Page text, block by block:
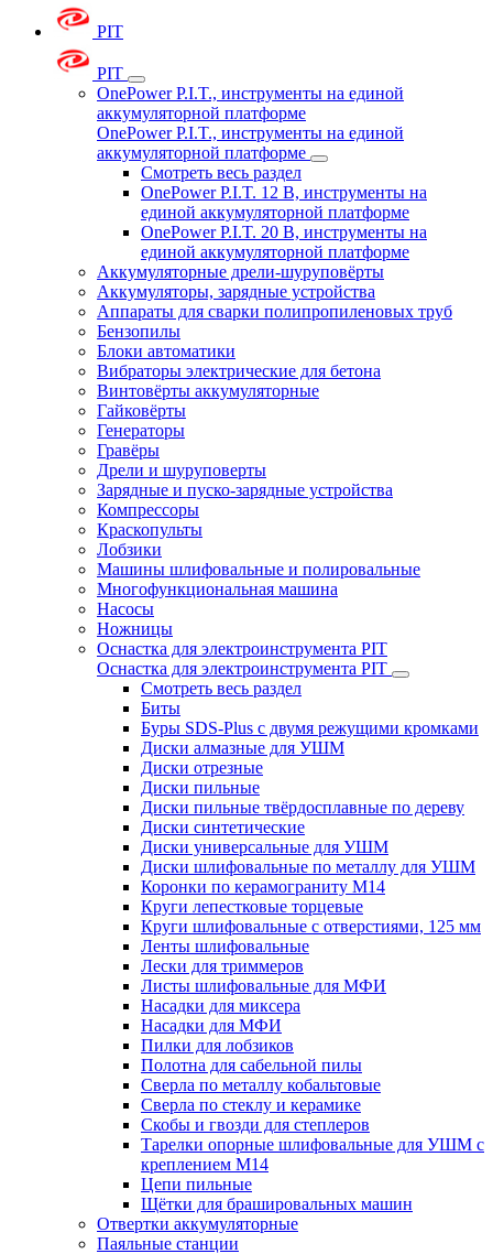
PIT
PIT
OnePower P.I.T., инструменты на единой
аккумуляторной платформе
OnePower P.I.T., инструменты на единой
аккумуляторной платформе
Смотреть весь раздел
OnePower P.I.T. 12 В, инструменты на
единой аккумуляторной платформе
OnePower P.I.T. 20 В, инструменты на
единой аккумуляторной платформе
Аккумуляторные дрели-шуруповёрты
Аккумуляторы, зарядные устройства
Аппараты для сварки полипропиленовых труб
Бензопилы
Блоки автоматики
Вибраторы электрические для бетона
Винтовёрты аккумуляторные
Гайковёрты
Генераторы
Гравёры
Дрели и шуруповерты
Зарядные и пуско-зарядные устройства
Компрессоры
Краскопульты
Лобзики
Машины шлифовальные и полировальные
Многофункциональная машина
Насосы
Ножницы
Оснастка для электроинструмента PIT
Оснастка для электроинструмента PIT
Смотреть весь раздел
Биты
Буры SDS-Plus c двумя режущими кромками
Диски алмазные для УШМ
Диски отрезные
Диски пильные
Диски пильные твёрдосплавные по дереву
Диски синтетические
Диски универсальные для УШМ
Диски шлифовальные по металлу для УШМ
Коронки по керамограниту M14
Круги лепестковые торцевые
Круги шлифовальные с отверстиями, 125 мм
Ленты шлифовальные
Лески для триммеров
Листы шлифовальные для МФИ
Насадки для миксера
Насадки для МФИ
Пилки для лобзиков
Полотна для сабельной пилы
Сверла по металлу кобальтовые
Сверла по стеклу и керамике
Скобы и гвозди для степлеров
Тарелки опорные шлифовальные для УШМ с
креплением М14
Цепи пильные
Щётки для брашировальных машин
Отвертки аккумуляторные
Паяльные станции